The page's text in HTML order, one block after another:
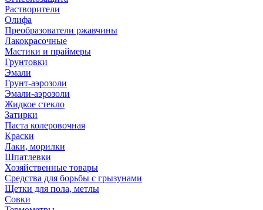
Растворители
Олифа
Преобразователи ржавчины
Лакокрасочные
Мастики и праймеры
Грунтовки
Эмали
Грунт-аэрозоли
Эмали-аэрозоли
Жидкое стекло
Затирки
Паста колеровочная
Краски
Лаки, морилки
Шпатлевки
Хозяйственные товары
Средства для борьбы с грызунами
Щетки для пола, метлы
Совки